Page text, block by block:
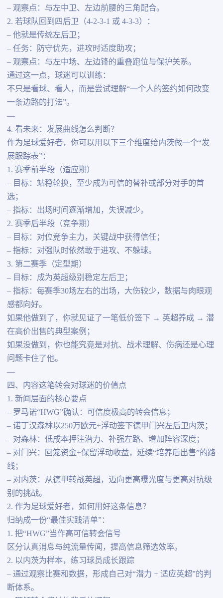
– 观察点：与左中卫、左边前腰的三角配合。
2. 若球队回到四后卫（4-2-3-1 或 4-3-3）：
– 他就是传统左后卫；
– 任务：防守优先，进攻时适度助攻；
– 观察点：与左中场、左边锋的重叠跑位与保护关系。
通过这一点，球迷可以训练：
不只是看球、看人，而是尝试理解“一个人的签约如何改变
一条边路的打法”。
—
4. 看未来：发展曲线怎么判断？
作为足球爱好者，你可以用以下三个维度给内茨做一个“发
展跟踪表”：
1. 赛季前半段（适应期）
– 目标：站稳轮换，至少成为可信的替补或部分对手的首
选；
– 指标：出场时间逐渐增加，失误减少。
2. 赛季后半段（竞争期）
– 目标：对位竞争主力，关键战中获得信任；
– 指标：对强队时依然敢于进攻、不躲球。
3. 第二赛季（定型期）
– 目标：成为英超级别稳定左后卫；
– 指标：每赛季30场左右的出场，大伤较少，数据与肉眼观
感都向好。
如果他做到了，你就见证了一笔低价签下 → 英超养成 → 潜
在高价出售的典型案例；
如果没做到，你也能究竟是对抗、战术理解、伤病还是心理
问题卡住了他。
—
四、内容这笔转会对球迷的价值点
1. 新闻层面的核心要点
– 罗马诺“HWG”确认：可信度极高的转会信息；
– 诺丁汉森林以250万欧元+浮动签下德甲门兴左后卫内茨；
– 对森林：低成本押注潜力、补强左路、增加阵容深度；
– 对门兴：回笼资金+保留浮动收益，延续“培养后出售”的路
线；
– 对内茨：从德甲转战英超，迈向更高曝光度与更高对抗级
别的挑战。
2. 作为足球爱好者，如何用好这条信息？
归纳成一份“最佳实践清单”：
1. 把“HWG”当作高可信转会信号
区分认真消息与纯流量传闻，提高信息筛选效率。
2. 以内茨为样本，练习球员成长跟踪
– 通过观察比赛和数据，形成自己对“潜力 + 适应英超”的判
断体系。